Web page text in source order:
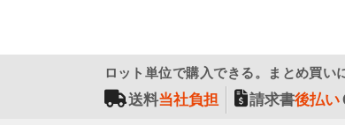
ロット単位で購入できる。まとめ買い
送料当社負担 請求書後払い